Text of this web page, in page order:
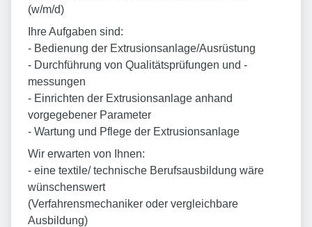
(w/m/d)
Ihre Aufgaben sind:
- Bedienung der Extrusionsanlage/Ausrüstung
- Durchführung von Qualitätsprüfungen und -
messungen
- Einrichten der Extrusionsanlage anhand
vorgegebener Parameter
- Wartung und Pflege der Extrusionsanlage
Wir erwarten von Ihnen:
- eine textile/ technische Berufsausbildung wäre
wünschenswert
(Verfahrensmechaniker oder vergleichbare
Ausbildung)